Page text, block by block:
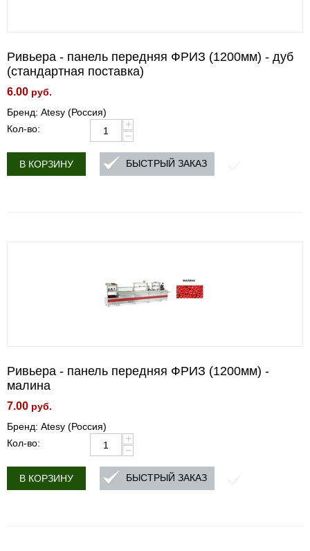
Ривьера - панель передняя ФРИЗ (1200мм) - дуб
(стандартная поставка)
6.00 руб.
Бренд: Atesy (Россия)
Кол-во:
+
−
В КОРЗИНУ БЫСТРЫЙ ЗАКАЗ
Ривьера - панель передняя ФРИЗ (1200мм) -
малина
7.00 руб.
Бренд: Atesy (Россия)
Кол-во:
+
−
В КОРЗИНУ БЫСТРЫЙ ЗАКАЗ